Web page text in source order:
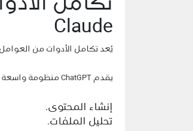
Claude
يُعد تكامل الأدوات من العوامل
يقدم ChatGPT منظومة واسعة من الإمكانيات التي تشمل:
إنشاء المحتوى.
تحليل الملفات.